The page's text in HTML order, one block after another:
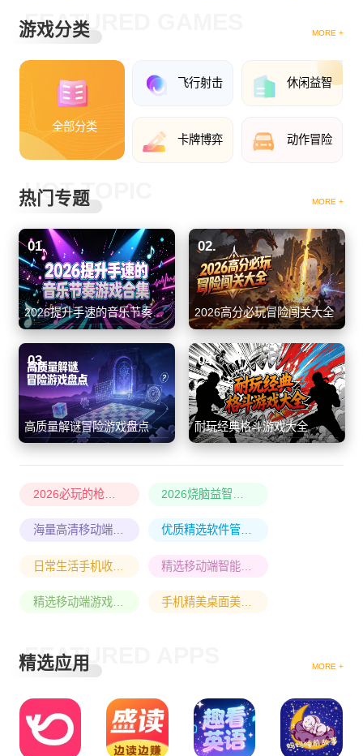
游戏分类
FEATURED GAMES MORE +
全部分类
飞行射击 休闲益智
卡牌博弈 动作冒险
热门专题
HOT TOPIC MORE +
2026提升手速的音乐节奏游戏合集
01.
2026高分必玩冒险闯关大全
02.
高质量解谜冒险游戏盘点
03.
耐玩经典格斗游戏大全
04.
2026必玩的枪战射击游戏盘点 2026烧脑益智游戏大全
海量高清移动端漫画阅读软件大全 优质精选软件管理app合集
日常生活手机收支记账软件大全
精选移动端游戏辅助软件大全
精选应用
FEATURED APPS MORE +